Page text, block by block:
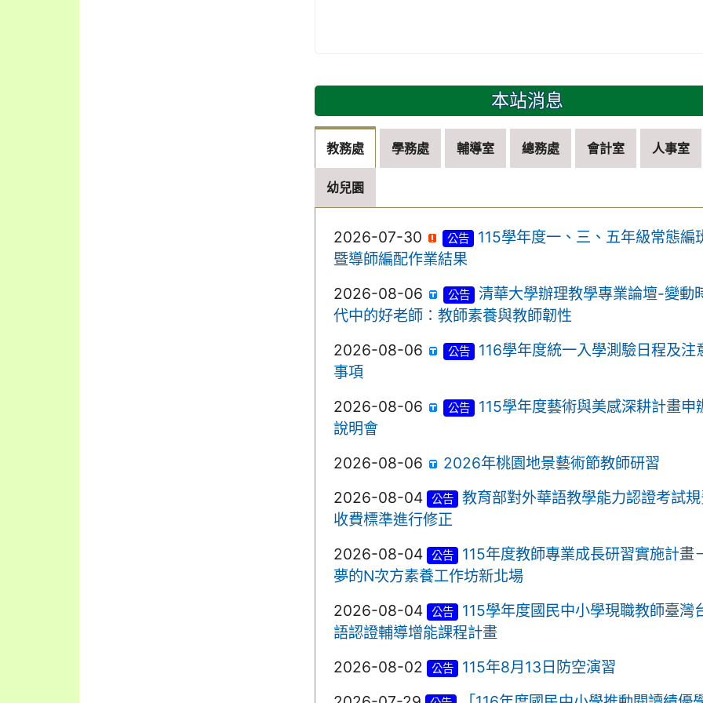
本站消息
教務處 學務處 輔導室 總務處 會計室 人事室
幼兒園
2026-07-30 公告
115學年度一、三、五年級常態編
暨導師編配作業結果
2026-08-06
公告
清華大學辦理教學專業論壇-變動
代中的好老師：教師素養與教師韌性
2026-08-06
公告
116學年度統一入學測驗日程及注
事項
2026-08-06
公告
115學年度藝術與美感深耕計畫申
說明會
2026-08-06
2026年桃園地景藝術節教師研習
2026-08-04 公告
教育部對外華語教學能力認證考試
收費標準進行修正
2026-08-04 公告
115年度教師專業成長研習實施計畫
夢的N次方素養工作坊新北場
2026-08-04 公告
115學年度國民中小學現職教師臺灣
語認證輔導增能課程計畫
2026-08-02 公告
115年8月13日防空演習